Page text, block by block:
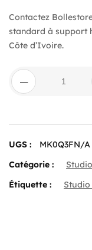
Contactez
standard à support
Côte d’Ivoire.
–
quantité
de
Apple
–
Display
Verre
Standard
–
UGS :
MK0Q3FN/A
Catégorie :
Étiquette :